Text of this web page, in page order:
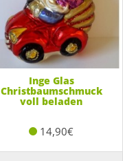
Inge Glas
Christbaumschmuck
voll beladen
14,90€